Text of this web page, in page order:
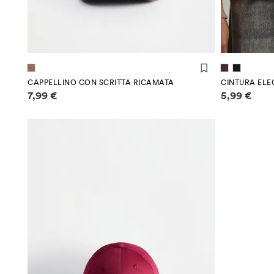
CAPPELLINO CON SCRITTA RICAMATA
Informazioni sui prezzi
7,99 €
(90
CINTURA
5,99 €